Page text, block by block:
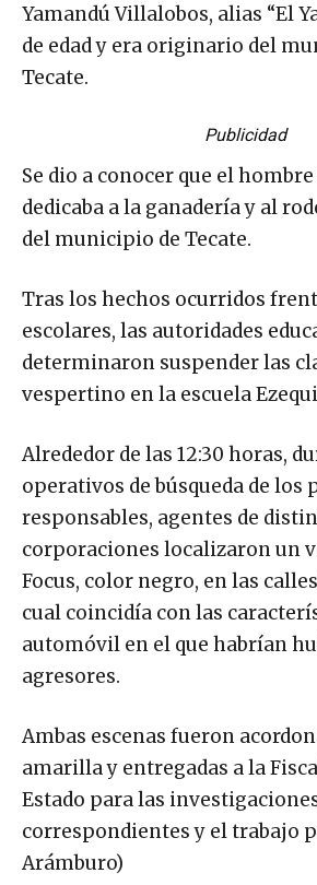
Yamandú Villalobos, alias “El
de edad y era originario del
Tecate.
Publicidad
Se dio a conocer que el hombre
dedicaba a la ganadería y al
del municipio de Tecate.
Tras los hechos ocurridos
escolares, las autoridades
determinaron suspender las
vespertino en la escuela
Alrededor de las 12:30 horas,
operativos de búsqueda de los
responsables, agentes de
corporaciones localizaron un
Focus, color negro, en las
cual coincidía con las
automóvil en el que habrían
agresores.
Ambas escenas fueron
amarilla y entregadas a la
Estado para las
correspondientes y el trabajo
Arámburo)